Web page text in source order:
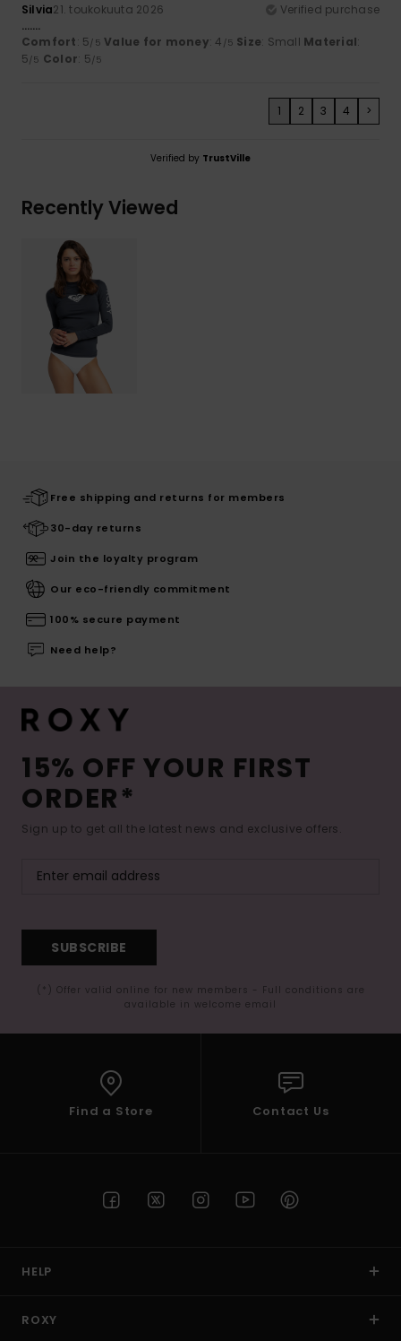
Silvia21. toukokuuta 2026
Verified purchase
…….
Comfort: 5/5 Value for money: 4 /5 Size: Small Material:
5/5 Color: 5/5
1 2 3 4 >
Verified by TrustVille
Recently Viewed
Free shipping and returns for members
30-day returns
Join the loyalty program
Our eco-friendly commitment
100% secure payment
Need help?
15% OFF YOUR FIRST
ORDER*
Sign up to get all the latest news and exclusive offers.
SUBSCRIBE
(*) Offer valid online for new members - Full conditions are
available in welcome email
Find a Store Contact Us
HELP
ROXY